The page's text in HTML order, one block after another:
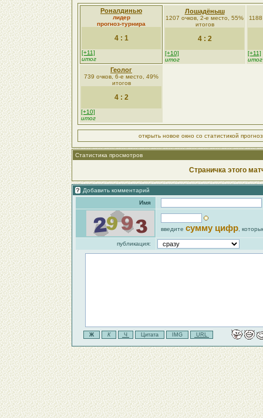
Роналдинью
лидер
прогноз-турнира
4 : 1
[+11]
итог
Лошадёныш
1207 очков, 2-е место, 55%
итогов
4 : 2
[+10]
итог
[+11]
итог
Геолог
739 очков, 6-е место, 49%
итогов
4 : 2
[+10]
итог
открыть новое окно со статистикой
Статистика просмотров
Страничка этого
Добавить комментарий
Имя
введите сумму цифр ,
публикация: